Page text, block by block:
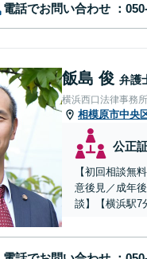
電話でお問い合わせ
飯島 俊 弁護
横浜西口法律事務所
相模原市中央
公正
【初回相談無
意後見／成年
談】【横浜駅7